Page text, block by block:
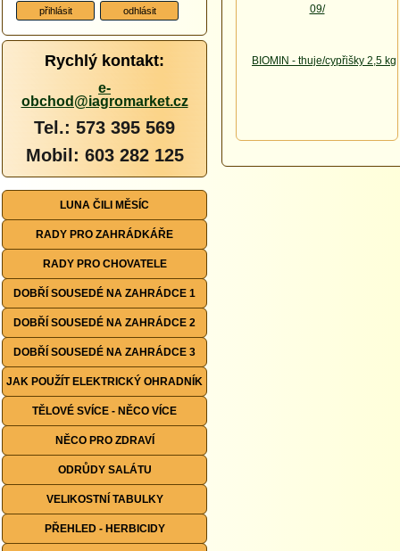
Rychlý kontakt:
e-
obchod@iagromarket.cz
Tel.: 573 395 569
Mobil: 603 282 125
LUNA ČILI MĚSÍC
RADY PRO ZAHRÁDKÁŘE
RADY PRO CHOVATELE
DOBŘÍ SOUSEDÉ NA ZAHRÁDCE 1
DOBŘÍ SOUSEDÉ NA ZAHRÁDCE 2
DOBŘÍ SOUSEDÉ NA ZAHRÁDCE 3
JAK POUŽÍT ELEKTRICKÝ OHRADNÍK
TĚLOVÉ SVÍCE - NĚCO VÍCE
NĚCO PRO ZDRAVÍ
ODRŮDY SALÁTU
VELIKOSTNÍ TABULKY
PŘEHLED - HERBICIDY